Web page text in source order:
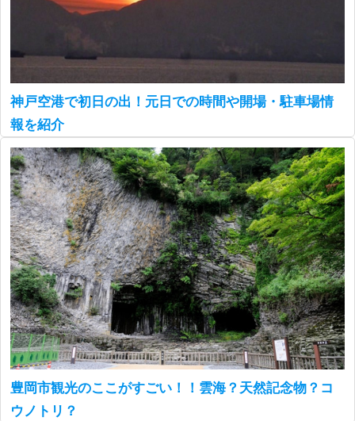
神戸空港で初日の出！元日での時間や開場・駐車場情
報を紹介
豊岡市観光のここがすごい！！雲海？天然記念物？コ
ウノトリ？